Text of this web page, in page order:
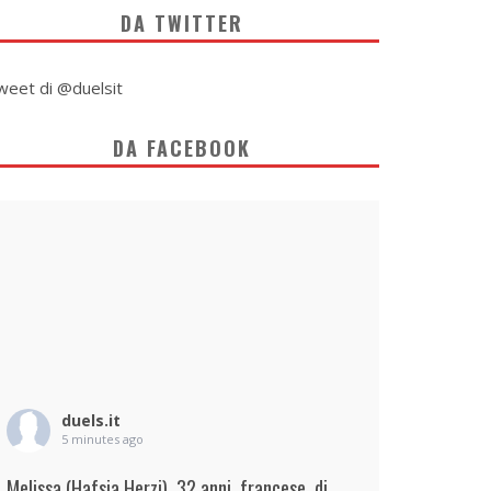
DA TWITTER
di @duelsit
DA FACEBOOK
duels.it
5 minutes ago